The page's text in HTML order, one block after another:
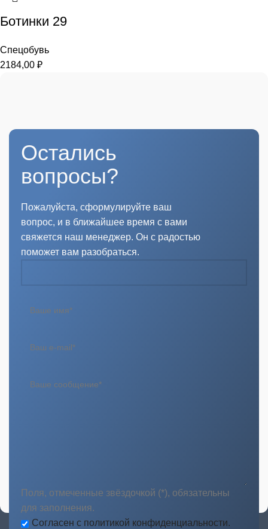
Ботинки 29
Спецобувь
2184,00 ₽
Остались
вопросы?
Пожалуйста, сформулируйте ваш
вопрос, и в ближайшее время с вами
свяжется наш менеджер. Он с радостью
поможет вам разобраться.
Поля, отмеченные звёздочкой (*), обязательны
для заполнения.
Согласен с политикой конфиденциальности.